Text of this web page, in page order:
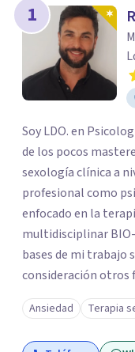
1
Soy LDO. en
de los pocos
sexología clínica a
profesional como
enfocado en la
multidisciplinar BIO-
bases de mi trabajo
consideración otros
funcionar al tener
excluyendo de
influir. Mi intención es ayudar para conseguir una mejora
Ansiedad Terapia